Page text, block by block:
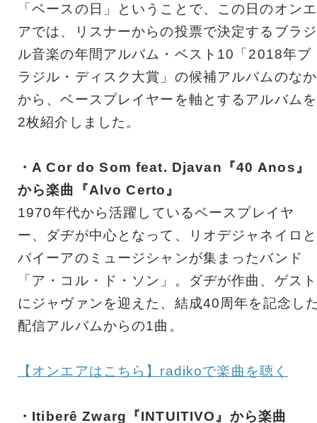
「ベースの日」ということで、この日のオンエ
アでは、リスナーからの投票で決定するブラジ
ル音楽の年間アルバム・ベスト10「2018年ブ
ラジル・ディスク大賞」の候補アルバムのなか
から、ベースプレイヤーを軸とするアルバムを
2枚紹介しました。
・A Cor do Som feat. Djavan『40 Anos』
から楽曲『Alvo Certo』
1970年代から活躍しているベースプレイヤ
ー、ダヂが中心となって、リオデジャネイロと
バイーアのミュージシャンが集まったバンド
「ア・コル・ド・ソン」。ダヂが作曲、ゲスト
にジャヴァンを迎えた、結成40周年を記念し
配信アルバムからの1曲。
【オンエアはこちら】radikoで楽曲を聴く
・Itiberê Zwarg『INTUITIVO』から楽曲